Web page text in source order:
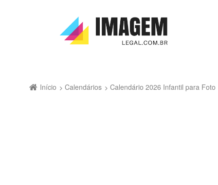
Início Calendários Calendário 2026 Infantil para